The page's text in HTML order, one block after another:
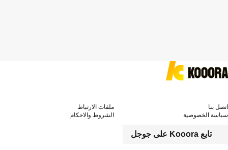
تابع Kooora على جوجل
اتصل بنا
ملفات الارتباط
سياسة الخصوصية
الشروط والاحكام